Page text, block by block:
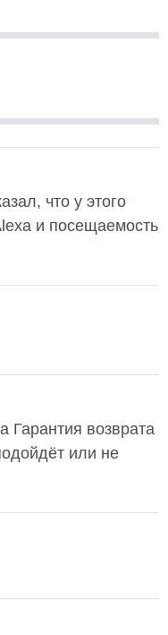
что у этого
и посещаемость
Гарантия возврата
или не